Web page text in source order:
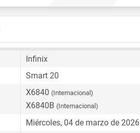
Infinix
Smart 20
X6840 (Internacional)
X6840B (Internacional)
Miércoles, 04 de marzo de 2026